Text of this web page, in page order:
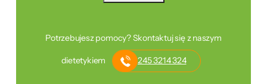
Potrzebujesz pomocy? Skontaktuj się z naszym
dietetykiem 245 3214 324